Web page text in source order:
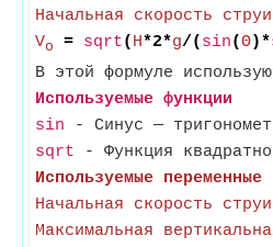
Начальная скорость
Vo = sqrt( H*2*g/( sin(Θ)*
В этой формуле
Используемые функции
sin - Синус —
sqrt - Функция
Используемые переменные
Начальная скорость
Максимальная